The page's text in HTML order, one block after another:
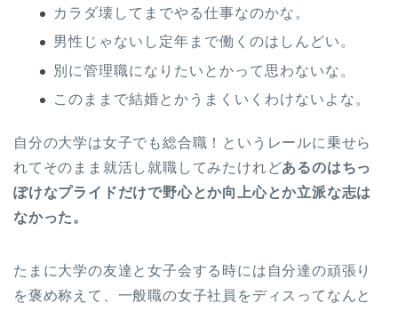
カラダ壊してまでやる仕事なのかな。
男性じゃないし定年まで働くのはしんどい。
別に管理職になりたいとかって思わないな。
このままで結婚とかうまくいくわけないよな。
自分の大学は女子でも総合職！というレールに乗せら
れてそのまま就活し就職してみたけれどあるのはちっ
ぽけなプライドだけで野心とか向上心とか立派な志は
なかった。
たまに大学の友達と女子会する時には自分達の頑張り
を褒め称えて、一般職の女子社員をディスってなんと